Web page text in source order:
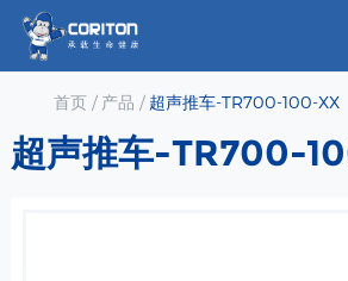
首页/ 产品 / 超声推车-TR700-100-XX
超声推车-TR700-